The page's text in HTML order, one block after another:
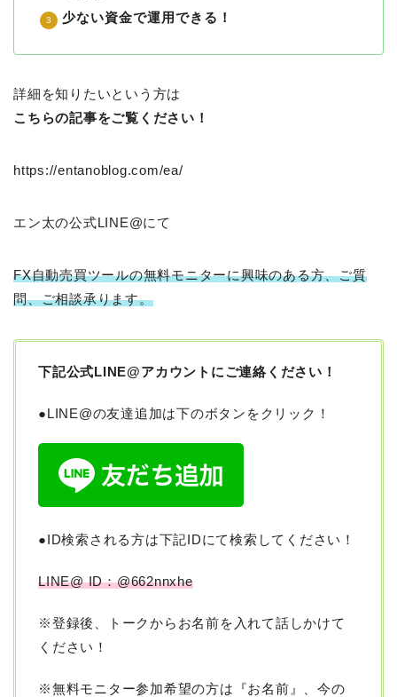
少ない資金で運用できる！
詳細を知りたいという方は
こちらの記事をご覧ください！
https://entanoblog.com/ea/
エン太の公式LINE@にて
FX自動売買ツールの無料モニターに興味のある方、ご質
問、ご相談承ります。
下記公式LINE@アカウントにご連絡ください！
●LINE@の友達追加は下のボタンをクリック！
●ID検索される方は下記IDにて検索してください！
LINE@ ID：@662nnxhe
※登録後、トークからお名前を入れて話しかけて
ください！
※無料モニター参加希望の方は『お名前』、今の